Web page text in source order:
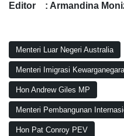
Editor : Armandina
Menteri Luar Negeri Australia
Menteri Imigrasi
Hon Andrew Giles MP
Menteri Pembangunan
Hon Pat Conroy PEV